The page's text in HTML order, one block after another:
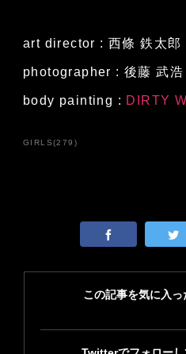
art director : 西條 鉄太
photographer : 後藤 武
body painting : DIRTY
GIRLS(279 )